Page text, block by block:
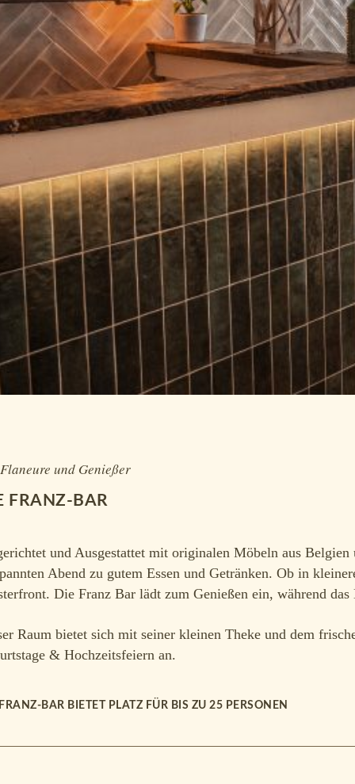
und Genießer
FRANZ-BAR
und Ausgestattet mit originalen Möbeln aus
Abend zu gutem Essen und Getränken. Ob in
Die Franz Bar lädt zum Genießen ein, während
Raum bietet sich mit seiner kleinen Theke und dem
& Hochzeitsfeiern an.
BAR BIETET PLATZ FÜR BIS ZU 25 PERSONEN